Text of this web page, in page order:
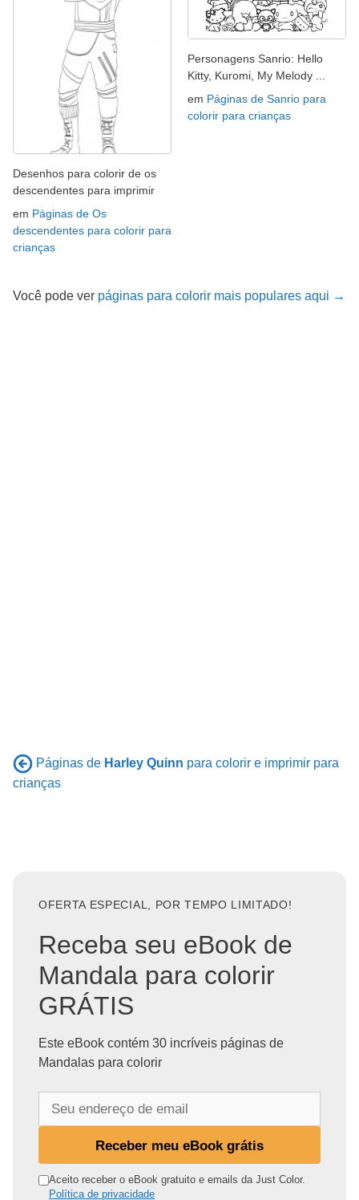
Desenhos para colorir de os
descendentes para imprimir
em Páginas de Os
descendentes para colorir para
crianças
Personagens Sanrio: Hello
Kitty, Kuromi, My Melody ...
em Páginas de Sanrio para
colorir para crianças
Você pode ver páginas para colorir mais populares aqui →
Páginas de Harley Quinn para colorir e imprimir para
crianças
OFERTA ESPECIAL, POR TEMPO LIMITADO!
Receba seu eBook de
Mandala para colorir
GRÁTIS
Este eBook contém 30 incríveis páginas de
Mandalas para colorir
n
Receber meu eBook grátis
Aceito receber o eBook gratuito e emails da Just Color.
Política de privacidade